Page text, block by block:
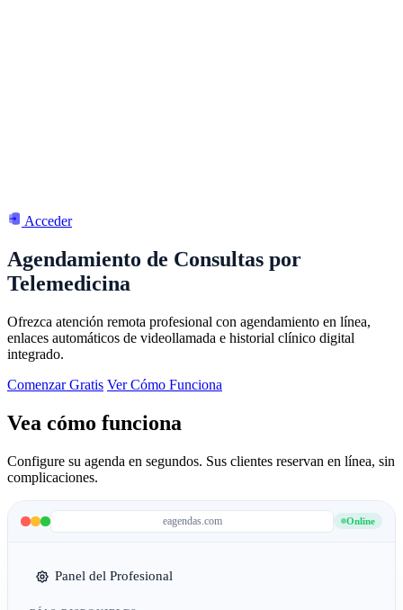
Acceder
Agendamiento de Consultas por
Telemedicina
Ofrezca atención remota profesional con agendamiento en línea,
enlaces automáticos de videollamada e historial clínico digital
integrado.
Comenzar Gratis Ver Cómo Funciona
Vea cómo funciona
Configure su agenda en segundos. Sus clientes reservan en línea, sin
complicaciones.
eagendas.com Online
Panel del Profesional